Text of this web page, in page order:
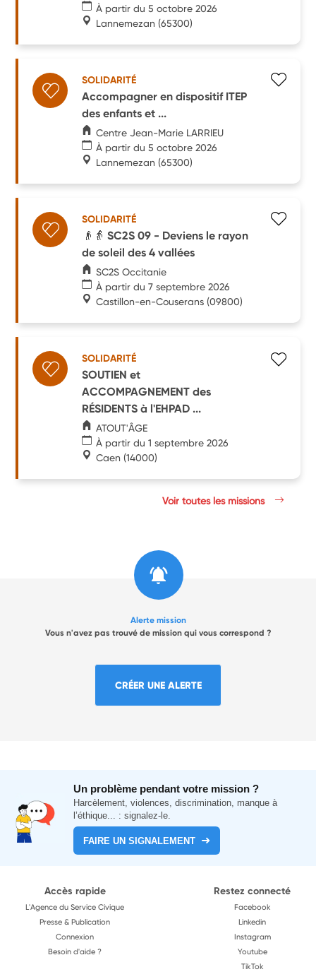
À partir du 5 octobre 2026
Lannemezan (65300)
SOLIDARITÉ
Accompagner en dispositif ITEP
des enfants et ...
Centre Jean-Marie LARRIEU
À partir du 5 octobre 2026
Lannemezan (65300)
SOLIDARITÉ
👴👵 SC2S 09 - Deviens le rayon
de soleil des 4 vallées
SC2S Occitanie
À partir du 7 septembre 2026
Castillon-en-Couserans (09800)
SOLIDARITÉ
SOUTIEN et
ACCOMPAGNEMENT des
RÉSIDENTS à l'EHPAD ...
ATOUT'ÂGE
À partir du 1 septembre 2026
Caen (14000)
Voir toutes les missions
Alerte mission
Vous n'avez pas trouvé de mission qui vous correspond ?
CRÉER UNE ALERTE
Un problème pendant votre mission ?
Harcèlement, violences, discrimination, manque à
l’éthique... : signalez-le.
FAIRE UN SIGNALEMENT
Accès rapide
L'Agence du Service Civique
Presse & Publication
Connexion
Besoin d'aide ?
Restez connecté
Facebook
Linkedin
Instagram
Youtube
TikTok